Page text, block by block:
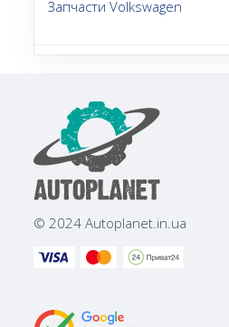
Запчасти Volkswagen
© 2024 Autoplanet.in.ua